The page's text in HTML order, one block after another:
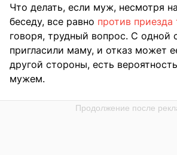
Что делать, если муж, несмотря
беседу, все равно против
говоря, трудный вопрос. С одной
пригласили маму, и отказ может
другой стороны, есть
мужем.